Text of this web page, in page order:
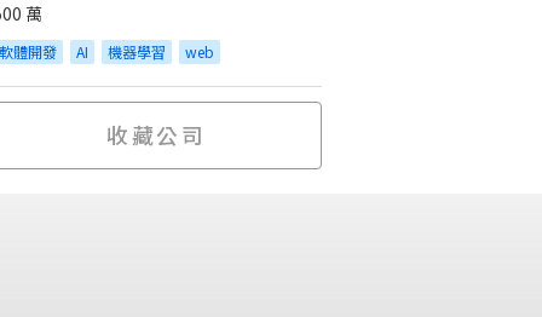
萬
軟體開發 AI 機器學習 web
收藏公司